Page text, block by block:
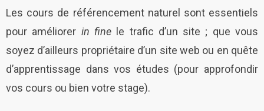
Les cours de référencement naturel sont essentiels
pour améliorer in finele trafic d’un site ; que vous
soyez d’ailleurs propriétaire d’un site web ou en quête
d’apprentissage dans vos études (pour approfondir
vos cours ou bien votre stage).